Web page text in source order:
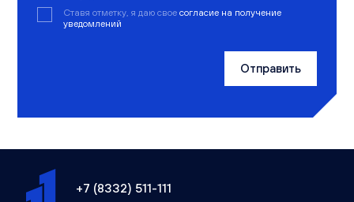
Ставя отметку, я даю свое согласие на получение
уведомлений
Отправить
+7 (8332) 511-111